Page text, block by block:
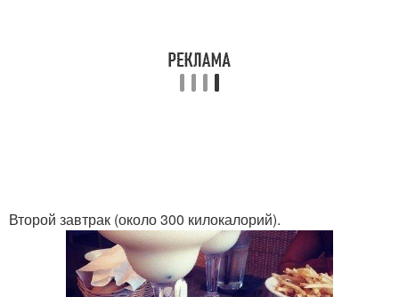
Второй завтрак (около 300 килокалорий).